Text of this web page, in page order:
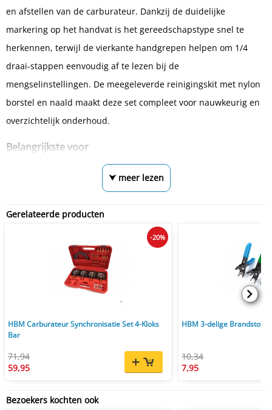
en afstellen van de carburateur. Dankzij de duidelijke
markering op het handvat is het gereedschapstype snel te
herkennen, terwijl de vierkante handgrepen helpen om 1/4
draai-stappen eenvoudig af te lezen bij de
mengselinstellingen. De meegeleverde reinigingskit met nylon
borstel en naald maakt deze set compleet voor nauwkeurig en
overzichtelijk onderhoud.
Belangrijkste voor
⮟ meer lezen
Gerelateerde producten
HBM Carburateur Synchronisatie Set 4-Kloks
Bar
71,94
59,95
-20%
HBM 3-delige
10,34
7,95
Bezoekers kochten ook